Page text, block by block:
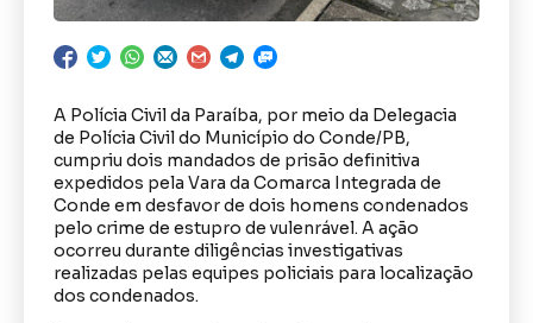
A Polícia Civil da Paraíba, por meio da Delegacia
de Polícia Civil do Município do Conde/PB,
cumpriu dois mandados de prisão definitiva
expedidos pela Vara da Comarca Integrada de
Conde em desfavor de dois homens condenados
pelo crime de estupro de vulenrável. A ação
ocorreu durante diligências investigativas
realizadas pelas equipes policiais para localização
dos condenados.